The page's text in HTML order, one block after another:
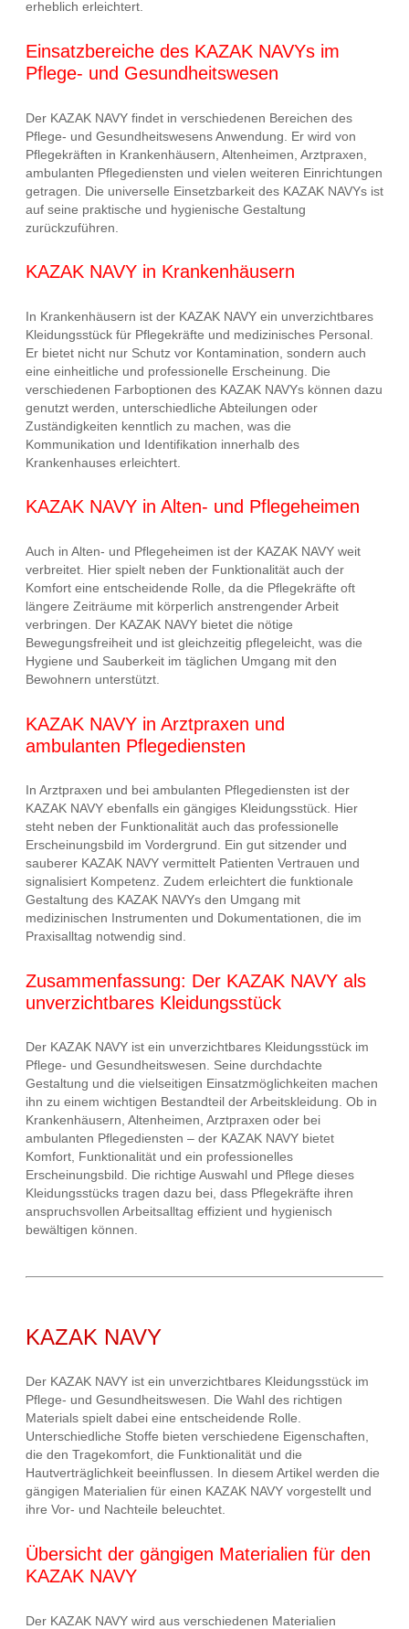
erheblich erleichtert.
Einsatzbereiche des KAZAK NAVYs im
Pflege- und Gesundheitswesen
Der KAZAK NAVY findet in verschiedenen Bereichen des
Pflege- und Gesundheitswesens Anwendung. Er wird von
Pflegekräften in Krankenhäusern, Altenheimen, Arztpraxen,
ambulanten Pflegediensten und vielen weiteren Einrichtungen
getragen. Die universelle Einsetzbarkeit des KAZAK NAVYs ist
auf seine praktische und hygienische Gestaltung
zurückzuführen.
KAZAK NAVY in Krankenhäusern
In Krankenhäusern ist der KAZAK NAVY ein unverzichtbares
Kleidungsstück für Pflegekräfte und medizinisches Personal.
Er bietet nicht nur Schutz vor Kontamination, sondern auch
eine einheitliche und professionelle Erscheinung. Die
verschiedenen Farboptionen des KAZAK NAVYs können dazu
genutzt werden, unterschiedliche Abteilungen oder
Zuständigkeiten kenntlich zu machen, was die
Kommunikation und Identifikation innerhalb des
Krankenhauses erleichtert.
KAZAK NAVY in Alten- und Pflegeheimen
Auch in Alten- und Pflegeheimen ist der KAZAK NAVY weit
verbreitet. Hier spielt neben der Funktionalität auch der
Komfort eine entscheidende Rolle, da die Pflegekräfte oft
längere Zeiträume mit körperlich anstrengender Arbeit
verbringen. Der KAZAK NAVY bietet die nötige
Bewegungsfreiheit und ist gleichzeitig pflegeleicht, was die
Hygiene und Sauberkeit im täglichen Umgang mit den
Bewohnern unterstützt.
KAZAK NAVY in Arztpraxen und
ambulanten Pflegediensten
In Arztpraxen und bei ambulanten Pflegediensten ist der
KAZAK NAVY ebenfalls ein gängiges Kleidungsstück. Hier
steht neben der Funktionalität auch das professionelle
Erscheinungsbild im Vordergrund. Ein gut sitzender und
sauberer KAZAK NAVY vermittelt Patienten Vertrauen und
signalisiert Kompetenz. Zudem erleichtert die funktionale
Gestaltung des KAZAK NAVYs den Umgang mit
medizinischen Instrumenten und Dokumentationen, die im
Praxisalltag notwendig sind.
Zusammenfassung: Der KAZAK NAVY als
unverzichtbares Kleidungsstück
Der KAZAK NAVY ist ein unverzichtbares Kleidungsstück im
Pflege- und Gesundheitswesen. Seine durchdachte
Gestaltung und die vielseitigen Einsatzmöglichkeiten machen
ihn zu einem wichtigen Bestandteil der Arbeitskleidung. Ob in
Krankenhäusern, Altenheimen, Arztpraxen oder bei
ambulanten Pflegediensten – der KAZAK NAVY bietet
Komfort, Funktionalität und ein professionelles
Erscheinungsbild. Die richtige Auswahl und Pflege dieses
Kleidungsstücks tragen dazu bei, dass Pflegekräfte ihren
anspruchsvollen Arbeitsalltag effizient und hygienisch
bewältigen können.
KAZAK NAVY
Der KAZAK NAVY ist ein unverzichtbares Kleidungsstück im
Pflege- und Gesundheitswesen. Die Wahl des richtigen
Materials spielt dabei eine entscheidende Rolle.
Unterschiedliche Stoffe bieten verschiedene Eigenschaften,
die den Tragekomfort, die Funktionalität und die
Hautverträglichkeit beeinflussen. In diesem Artikel werden die
gängigen Materialien für einen KAZAK NAVY vorgestellt und
ihre Vor- und Nachteile beleuchtet.
Übersicht der gängigen Materialien für den
KAZAK NAVY
Der KAZAK NAVY wird aus verschiedenen Materialien